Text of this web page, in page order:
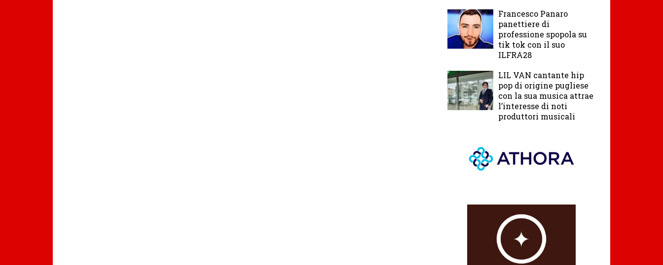
Francesco Panaro
panettiere di
professione spopola su
tik tok con il suo
ILFRA28
LIL VAN cantante hip
pop di origine pugliese
con la sua musica attrae
l’interesse di noti
produttori musicali